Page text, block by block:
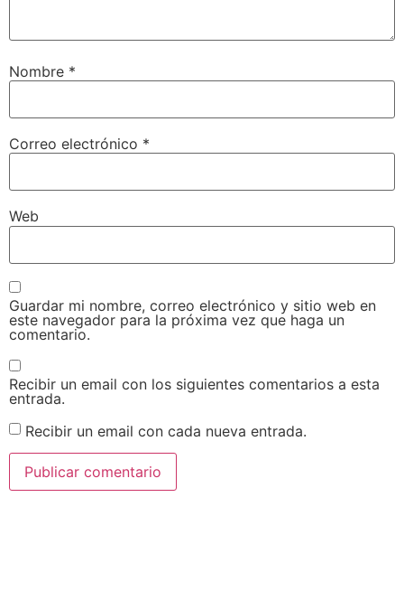
Nombre *
Correo electrónico *
Web
Guardar mi nombre, correo electrónico y sitio web en
este navegador para la próxima vez que haga un
comentario.
Recibir un email con los siguientes comentarios a esta
entrada.
Recibir un email con cada nueva entrada.